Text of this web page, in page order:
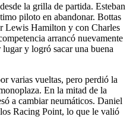
la grilla de partida. Esteban
piloto en abandonar. Bottas
Lewis Hamilton y con Charles
arrancó nuevamente
y logró sacar una buena
varias vueltas, pero perdió la
En la mitad de la
a cambiar neumáticos. Daniel
Racing Point, lo que le valió